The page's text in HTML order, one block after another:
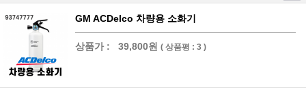
GM ACDelco 차량용 소화기
상품가 : 39,800원 ( 상품평 : 3 )